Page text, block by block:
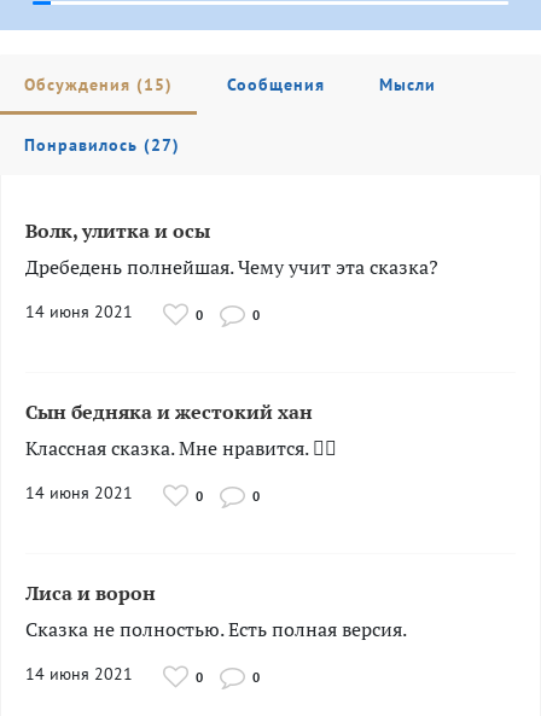
Обсуждения (15) Сообщения Мысли
Понравилось (27)
Волк, улитка и осы
Дребедень полнейшая. Чему учит эта сказка?
14 июня 2021 0 0
Сын бедняка и жестокий хан
Классная сказка. Мне нравится. 👍🏻
14 июня 2021 0 0
Лиса и ворон
Сказка не полностью. Есть полная версия.
14 июня 2021 0 0